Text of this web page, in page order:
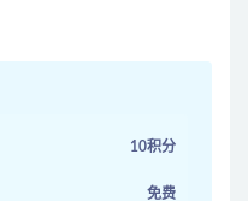
10积分
免费